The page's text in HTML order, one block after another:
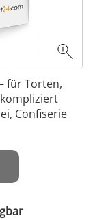
für Torten,
Confiserie